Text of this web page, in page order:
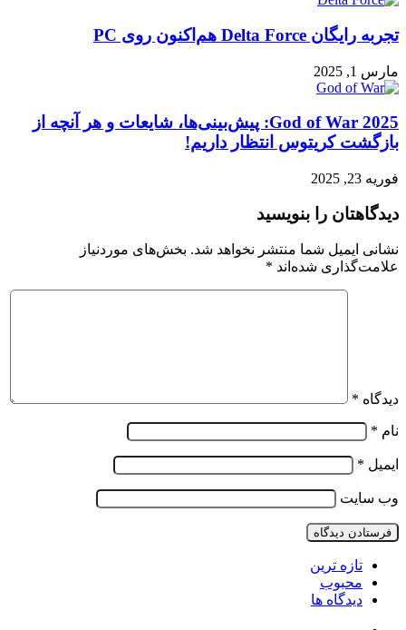
تجربه رایگان Delta Force هم‌اکنون روی PC
مارس 1, 2025
God of War 2025: پیش‌بینی‌ها، شایعات و هر آنچه از
بازگشت کریتوس انتظار داریم!
فوریه 23, 2025
دیدگاهتان را بنویسید
نشانی ایمیل شما منتشر نخواهد شد. بخش‌های موردنیاز
علامت‌گذاری شده‌اند *
دیدگاه *
نام *
ایمیل *
وب‌ سایت
تازه ترین
محبوب
دیدگاه ها